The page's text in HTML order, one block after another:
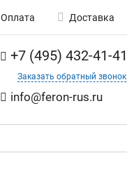
Оплата Доставка
+7 (495) 432-41-41
Заказать обратный звонок
info@feron-rus.ru